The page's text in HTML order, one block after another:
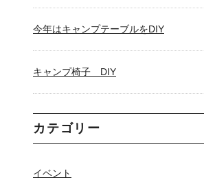
今年はキャンプテーブルをDIY
キャンプ椅子 DIY
カテゴリー
イベント